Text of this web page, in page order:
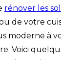
rénover les
de votre
moderne à
Voici